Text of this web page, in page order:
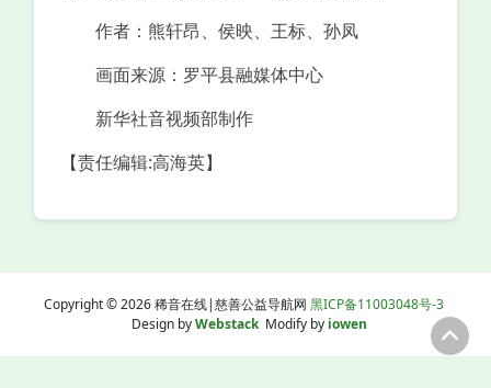
作者：熊轩昂、侯映、王标、孙凤
画面来源：罗平县融媒体中心
新华社音视频部制作
【责任编辑:高海英】
Copyright © 2026 稀音在线|慈善公益导航网 黑ICP备11003048号-3
Design byWebstackModify by iowen